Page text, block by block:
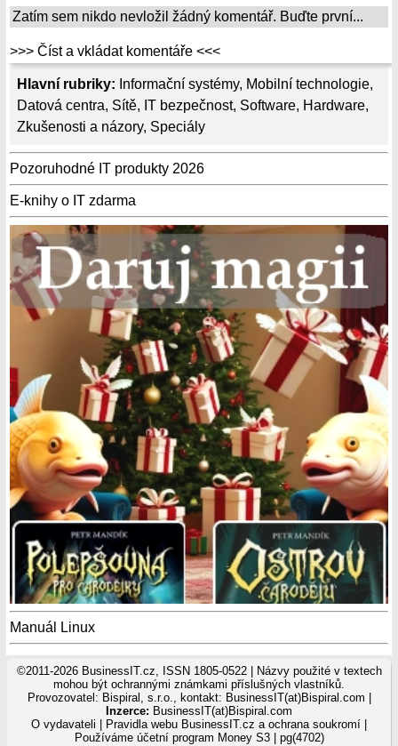
Hlavní rubriky: Informační systémy, Mobilní technologie,
Datová centra, Sítě, IT bezpečnost, Software, Hardware,
Zkušenosti a názory, Speciály
Pozoruhodné IT produkty 2026
E-knihy o IT zdarma
Manuál Linux
Zatím sem nikdo nevložil žádný komentář. Buďte první...
>>> Číst a vkládat komentáře <<<
©2011-2026 BusinessIT.cz, ISSN 1805-0522 | Názvy použité v textech
mohou být ochrannými známkami příslušných vlastníků.
Provozovatel: Bispiral, s.r.o., kontakt: BusinessIT(at)Bispiral.com |
Inzerce: BusinessIT(at)Bispiral.com
O vydavateli
Pravidla webu BusinessIT.cz a ochrana soukromí
Používáme účetní program Money S3| pg(4702)